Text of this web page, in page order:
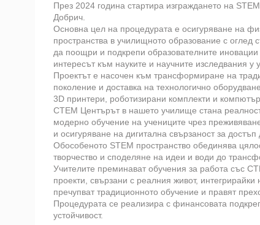
През 2024 година стартира изграждането на
Добрич.
Основна цел на процедурата е осигуряване на
пространства в училищното образование с оглед
да поощри и подкрепи образователните
интересът към науките и научните изследвания у
Проектът е насочен към трансформиране на
поколение и доставка на технологично
3D принтери, роботизирани комплекти и
СТЕМ Центърът в нашето училище стана
модерно обучение на учениците чрез
и осигуряване на дигитална свързаност за
Обособеното STEM пространство обединява
творчество и споделяне на идеи и води до
Учителите преминават обучения за работа със
проекти, свързани с реалния живот,
пречупват традиционното обучение и правят
Процедурата се реализира с финансовата
устойчивост.